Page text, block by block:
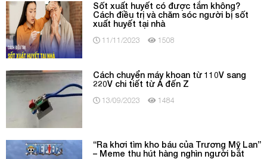
Sốt xuất huyết có được tắm không?
Cách điều trị và chăm sóc người bị sốt
xuất huyết tại nhà
11/11/2023 1508
Cách chuyển máy khoan từ 110V sang
220V chi tiết từ A đến Z
13/09/2023 1484
“Ra khơi tìm kho báu của Trương Mỹ Lan”
– Meme thu hút hàng nghìn người bắt